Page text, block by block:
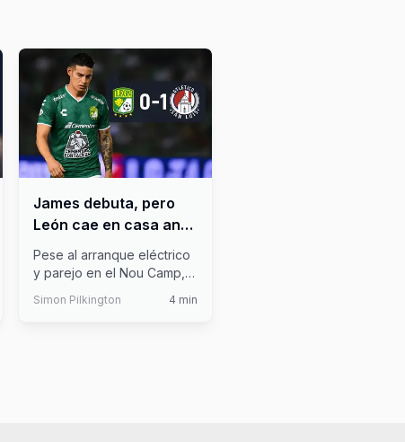
James debuta, pero
León cae en casa ante
Atlético de San Luis
Pese al arranque eléctrico
y parejo en el Nou Camp,
la...
Simon Pilkington 4 min